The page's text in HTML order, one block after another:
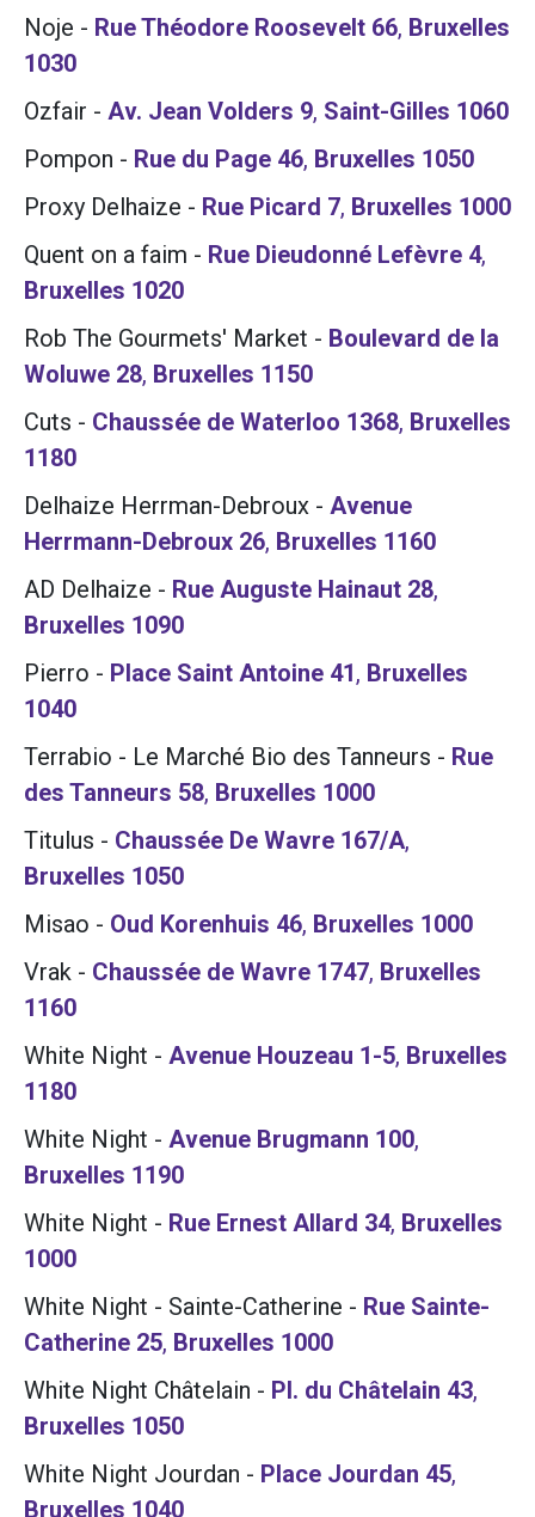
Noje - Rue Théodore Roosevelt 66, Bruxelles
1030
Ozfair - Av. Jean Volders 9, Saint-Gilles 1060
Pompon - Rue du Page 46, Bruxelles 1050
Proxy Delhaize - Rue Picard 7, Bruxelles 1000
Quent on a faim - Rue Dieudonné Lefèvre 4,
Bruxelles 1020
Rob The Gourmets' Market - Boulevard de la
Woluwe 28, Bruxelles 1150
Cuts - Chaussée de Waterloo 1368, Bruxelles
1180
Delhaize Herrman-Debroux - Avenue
Herrmann-Debroux 26, Bruxelles 1160
AD Delhaize - Rue Auguste Hainaut 28,
Bruxelles 1090
Pierro - Place Saint Antoine 41, Bruxelles
1040
Terrabio - Le Marché Bio des Tanneurs - Rue
des Tanneurs 58, Bruxelles 1000
Titulus - Chaussée De Wavre 167/A,
Bruxelles 1050
Misao - Oud Korenhuis 46, Bruxelles 1000
Vrak - Chaussée de Wavre 1747, Bruxelles
1160
White Night - Avenue Houzeau 1-5, Bruxelles
1180
White Night - Avenue Brugmann 100,
Bruxelles 1190
White Night - Rue Ernest Allard 34, Bruxelles
1000
White Night - Sainte-Catherine - Rue Sainte-
Catherine 25, Bruxelles 1000
White Night Châtelain - Pl. du Châtelain 43,
Bruxelles 1050
White Night Jourdan - Place Jourdan 45,
Bruxelles 1040